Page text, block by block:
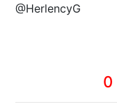
@HerlencyG
0